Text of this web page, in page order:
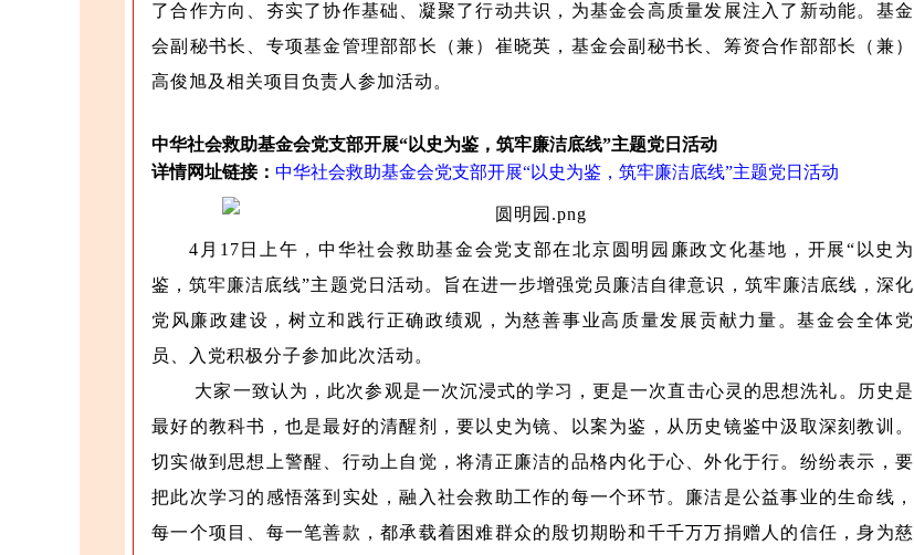
了合作方向、夯实了协作基础、凝聚了行动共识，为基金会高质量发展注入了新动能。基金
会副秘书长、专项基金管理部部长（兼）崔晓英，基金会副秘书长、筹资合作部部长（兼）
高俊旭及相关项目负责人参加活动。
中华社会救助基金会党支部开展“以史为鉴，筑牢廉洁底线”主题党日活动
详情网址链接： 中华社会救助基金会党支部开展“以史为鉴，筑牢廉洁底线”主题党日活动
4月17日上午，中华社会救助基金会党支部在北京圆明园廉政文化基地，开展“以史为
鉴，筑牢廉洁底线”主题党日活动。旨在进一步增强党员廉洁自律意识，筑牢廉洁底线，深化
党风廉政建设，树立和践行正确政绩观，为慈善事业高质量发展贡献力量。基金会全体党
员、入党积极分子参加此次活动。
大家一致认为，此次参观是一次沉浸式的学习，更是一次直击心灵的思想洗礼。历史是
最好的教科书，也是最好的清醒剂，要以史为镜、以案为鉴，从历史镜鉴中汲取深刻教训。
切实做到思想上警醒、行动上自觉，将清正廉洁的品格内化于心、外化于行。纷纷表示，要
把此次学习的感悟落到实处，融入社会救助工作的每一个环节。廉洁是公益事业的生命线，
每一个项目、每一笔善款，都承载着困难群众的殷切期盼和千千万万捐赠人的信任，身为慈